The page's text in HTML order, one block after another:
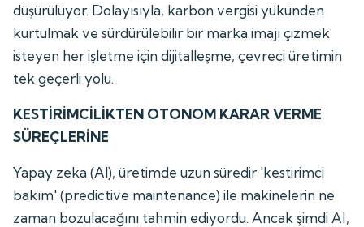
düşürülüyor. Dolayısıyla, karbon vergisi yükünden
kurtulmak ve sürdürülebilir bir marka imajı çizmek
isteyen her işletme için dijitalleşme, çevreci üretimin
tek geçerli yolu.
KESTİRİMCİLİKTEN OTONOM KARAR VERME
SÜREÇLERİNE
Yapay zeka (AI), üretimde uzun süredir 'kestirimci
bakım' (predictive maintenance) ile makinelerin ne
zaman bozulacağını tahmin ediyordu. Ancak şimdi AI,